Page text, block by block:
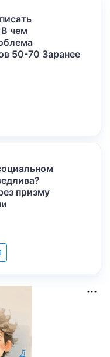
чем
50-70 Заранее
призму